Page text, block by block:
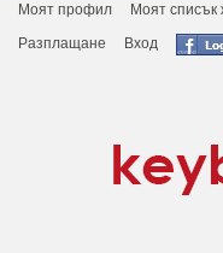
Моят профил Моят списък
Разплащане
Вход